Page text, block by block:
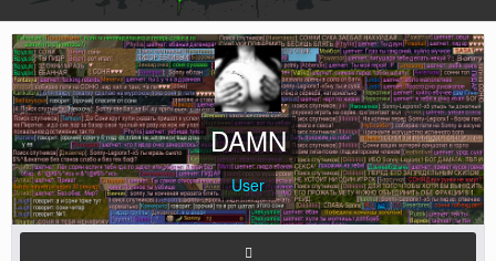
DAMN
User